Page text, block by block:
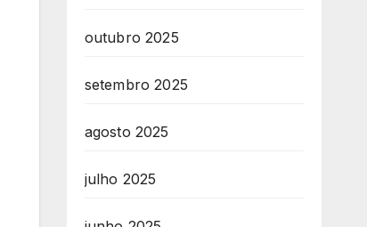
outubro 2025
setembro 2025
agosto 2025
julho 2025